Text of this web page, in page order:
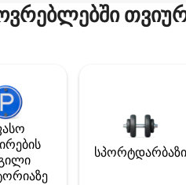
სპორტდარბაზი